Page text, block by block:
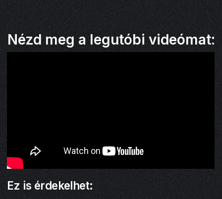
Nézd meg a legutóbi videómat:
Ez is érdekelhet: